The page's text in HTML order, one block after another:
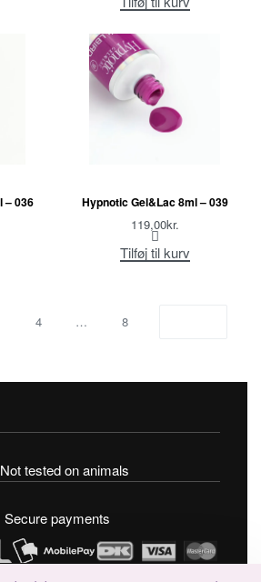
– 036 Hypnotic Gel&Lac 8ml – 039
119,00kr.
Tilføj til kurv
4 … 8
Secure payments